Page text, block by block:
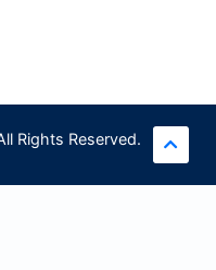
Rights Reserved.